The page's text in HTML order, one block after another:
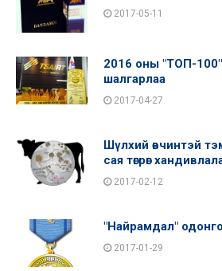
2017-05-11
2016 оны "ТОП-
шалгарлаа
2017-04-27
Шүлхий өвчинтэй
сая төгрөг
2017-02-12
"Найрамдал"
2017-01-29